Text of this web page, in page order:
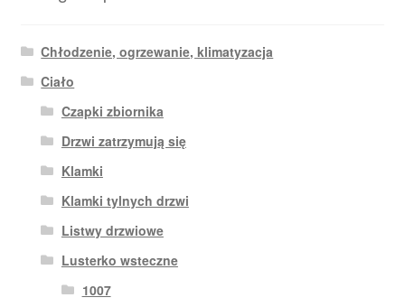
Chłodzenie, ogrzewanie, klimatyzacja
Ciało
Czapki zbiornika
Drzwi zatrzymują się
Klamki
Klamki tylnych drzwi
Listwy drzwiowe
Lusterko wsteczne
1007